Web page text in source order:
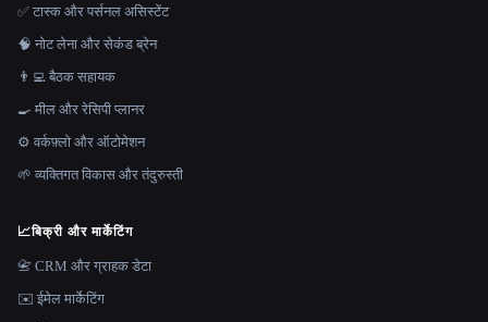
✅ टास्क और पर्सनल असिस्टेंट
🧠 नोट लेना और सेकंड ब्रेन
👨‍💻 बैठक सहायक
🍳 मील और रेसिपी प्लानर
⚙️ वर्कफ़्लो और ऑटोमेशन
🌱 व्यक्तिगत विकास और तंदुरुस्ती
📈बिक्री और मार्केटिंग
📇 CRM और ग्राहक डेटा
✉️ ईमेल मार्केटिंग